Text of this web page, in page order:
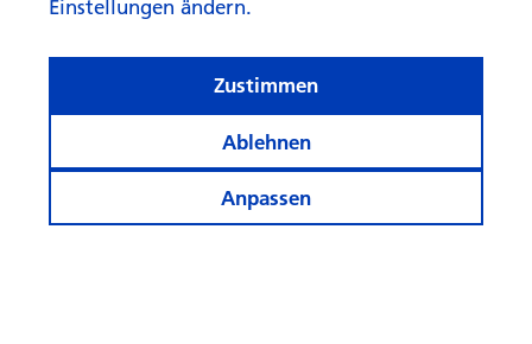
«Das ist kein Klischee»
Einstellungen ändern.
Anpassen
Ablehnen
Zustimmen